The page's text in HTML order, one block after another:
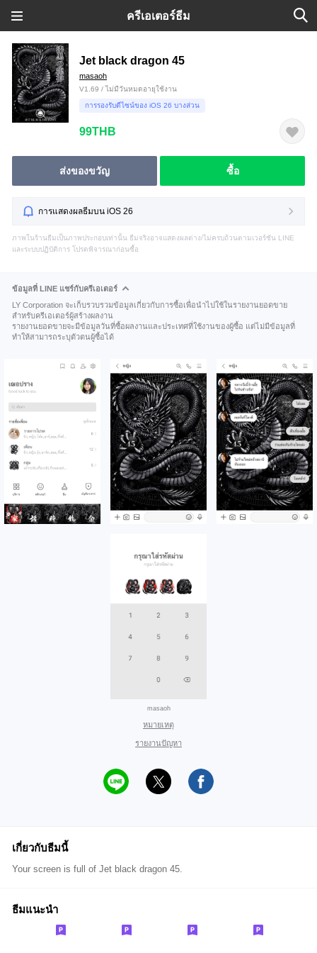
ครีเอเตอร์ธีม
Jet black dragon 45
masaoh
V1.69 / ไม่มีวันหมดอายุใช้งาน
การรองรับดีไซน์ของ iOS 26 บางส่วน
99THB
ส่งของขวัญ ซื้อ
การแสดงผลธีมบน iOS 26
ภาพในร้านธีมเป็นภาพประกอบเท่านั้น ธีมจริงอาจแสดงผลต่าง/ไม่ครบถ้วนตามเวอร์ชัน LINE
และระบบปฏิบัติการ โปรดพิจารณาก่อนซื้อ
ข้อมูลที่ LINE แชร์กับครีเอเตอร์
LY Corporation จะเก็บรวบรวมข้อมูลเกี่ยวกับการซื้อเพื่อนำไปใช้ในรายงานยอดขาย
สำหรับครีเอเตอร์ผู้สร้างผลงาน
รายงานยอดขายจะมีข้อมูลวันที่ซื้อผลงานและประเทศที่ใช้งานของผู้ซื้อ แต่ไม่มีข้อมูลที่
ทำให้สามารถระบุตัวตนผู้ซื้อได้
masaoh
หมายเหตุ
รายงานปัญหา
เกี่ยวกับธีมนี้
Your screen is full of Jet black dragon 45.
ธีมแนะนำ